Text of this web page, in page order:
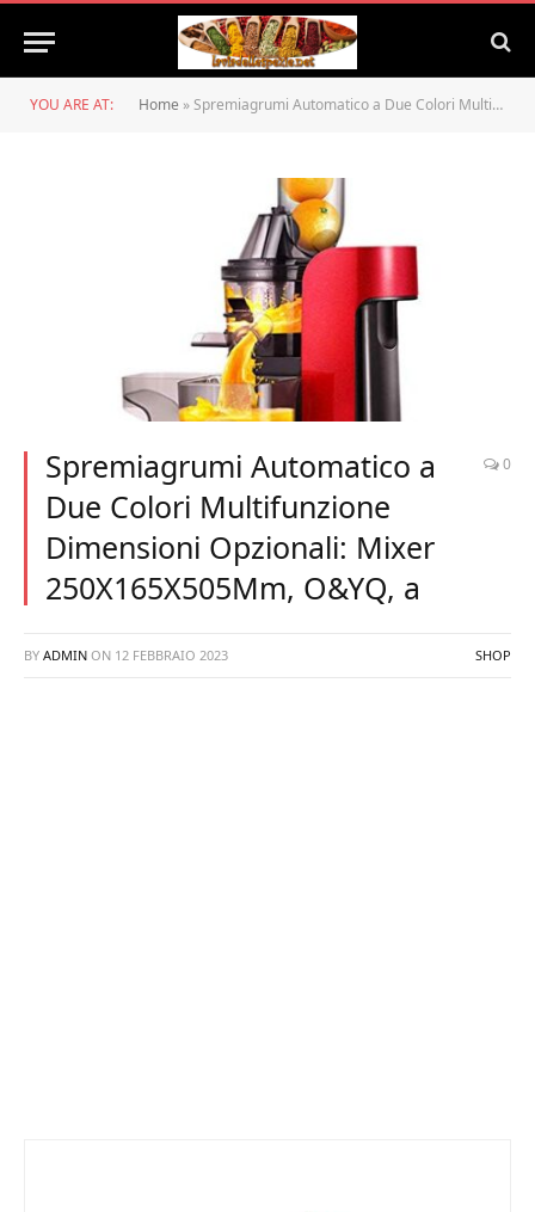
YOU ARE AT: Home »Spremiagrumi Automatico a Due Colori Multifunzione Dimensioni Opzionali: Mixer 250X165X505Mm, O&YQ, a
Spremiagrumi Automatico a
Due Colori Multifunzione
Dimensioni Opzionali: Mixer
250X165X505Mm, O&YQ, a
0
BY ADMIN ON 12 FEBBRAIO 2023 SHOP